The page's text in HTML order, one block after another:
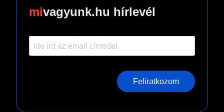
vagyunk.hu hírlevél
Feliratkozom